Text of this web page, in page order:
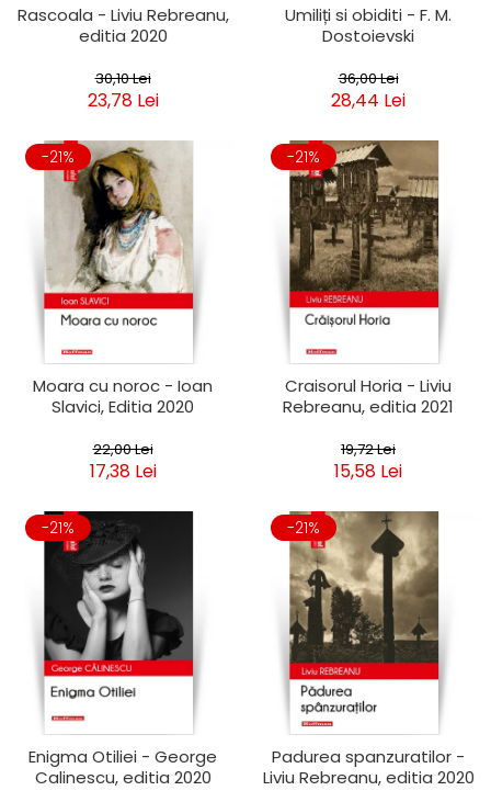
Rascoala - Liviu Rebreanu,
editia 2020
30,10 Lei
23,78 Lei
Umiliți si obiditi - F. M.
Dostoievski
36,00 Lei
28,44 Lei
-21%
Moara cu noroc - Ioan
Slavici, Editia 2020
22,00 Lei
17,38 Lei
-21%
Craisorul Horia - Liviu
Rebreanu, editia 2021
19,72 Lei
15,58 Lei
-21%
Enigma Otiliei - George
Calinescu, editia 2020
-21%
Padurea spanzuratilor -
Liviu Rebreanu, editia 2020